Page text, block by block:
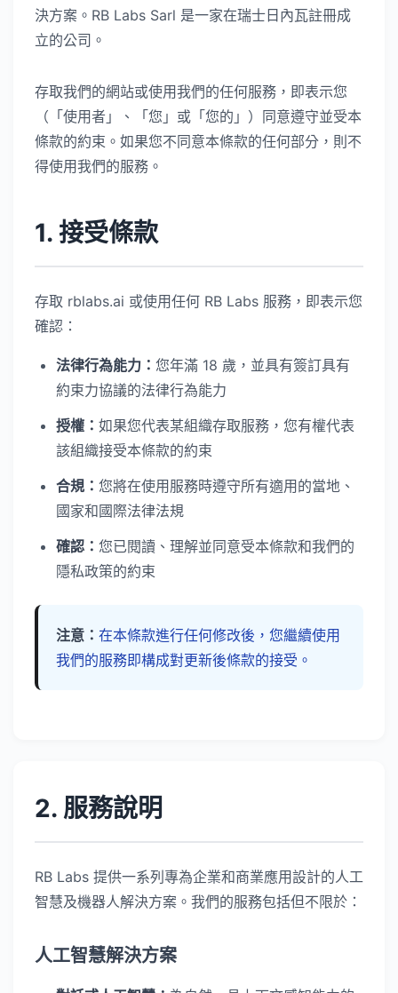
決方案。RB Labs Sarl 是一家在瑞士日內瓦註冊成
立的公司。
存取我們的網站或使用我們的任何服務，即表示您
（「使用者」、「您」或「您的」）同意遵守並受本
條款的約束。如果您不同意本條款的任何部分，則不
得使用我們的服務。
1. 接受條款
存取 rblabs.ai 或使用任何 RB Labs 服務，即表示您
確認：
法律行為能力： 您年滿 18 歲，並具有簽訂具有
約束力協議的法律行為能力
授權： 如果您代表某組織存取服務，您有權代表
該組織接受本條款的約束
合規： 您將在使用服務時遵守所有適用的當地、
國家和國際法律法規
確認： 您已閱讀、理解並同意受本條款和我們的
隱私政策的約束
注意： 在本條款進行任何修改後，您繼續使用
我們的服務即構成對更新後條款的接受。
2. 服務說明
RB Labs 提供一系列專為企業和商業應用設計的人工
智慧及機器人解決方案。我們的服務包括但不限於：
人工智慧解決方案